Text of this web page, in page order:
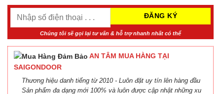
Chúng tôi sẽ gọi lại tư vấn & hỗ trợ nhanh nhất có thể
AN TÂM MUA HÀNG TẠI
SAIGONDOOR
Thương hiệu danh tiếng từ 2010 - Luôn đặt uy tín lên hàng đầu
Sản phẩm đa dạng mới 100% và luôn được cập nhật những xu